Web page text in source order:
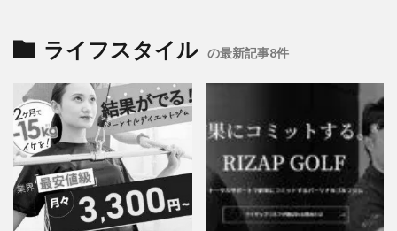
ライフスタイル の最新記事8件